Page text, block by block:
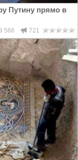
Путину прямо в
566 721